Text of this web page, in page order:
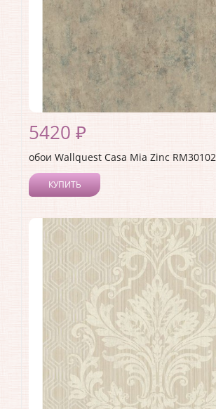
5420 ₽
обои Wallquest Casa Mia Zinc RM30102
КУПИТЬ
Коллекция:Casa Mia Zinc
Длина рулона:
10
Ширина рулона: 0.52
Материал покрытия:Акриловое
Страна:
США
Материал основы:Бумага
Раппорт: <>